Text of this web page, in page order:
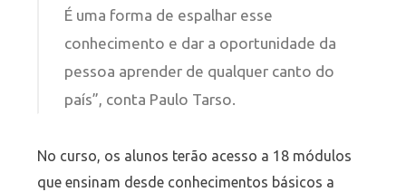
É uma forma de espalhar esse
conhecimento e dar a oportunidade da
pessoa aprender de qualquer canto do
país”, conta Paulo Tarso.
No curso, os alunos terão acesso a 18 módulos
que ensinam desde conhecimentos básicos a